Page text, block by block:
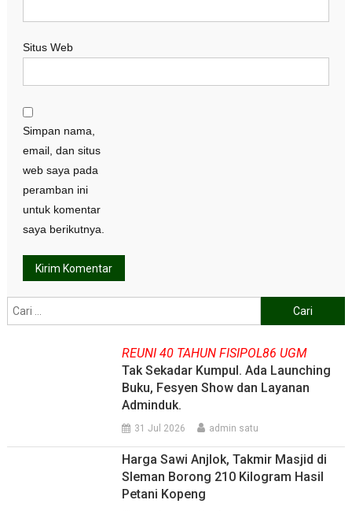
Situs Web
Simpan nama,
email, dan situs
web saya pada
peramban ini
untuk komentar
saya berikutnya.
untuk:
REUNI 40 TAHUN FISIPOL86 UGM
Tak Sekadar Kumpul. Ada Launching
Buku, Fesyen Show dan Layanan
Adminduk.
31 Jul 2026 admin satu
Harga Sawi Anjlok, Takmir Masjid di
Sleman Borong 210 Kilogram Hasil
Petani Kopeng